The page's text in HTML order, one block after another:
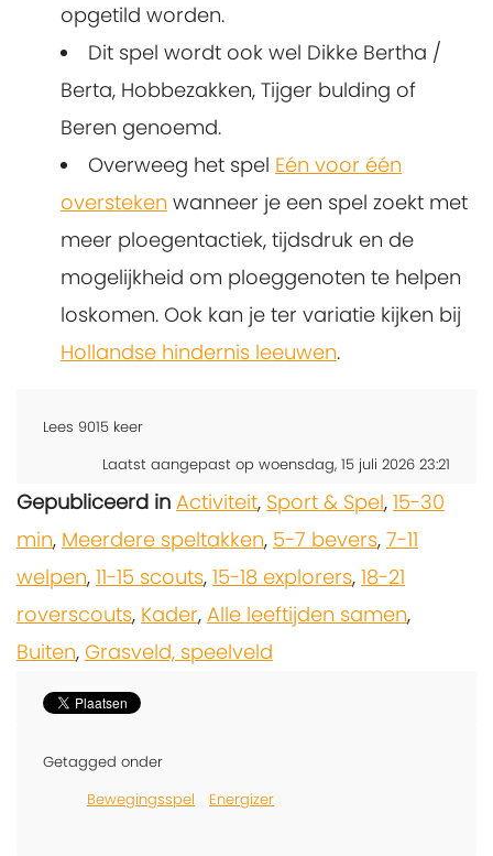
opgetild worden.
Dit spel wordt ook wel Dikke Bertha /
Berta, Hobbezakken, Tijger bulding of
Beren genoemd.
Overweeg het spel Eén voor één
oversteken wanneer je een spel zoekt met
meer ploegentactiek, tijdsdruk en de
mogelijkheid om ploeggenoten te helpen
loskomen. Ook kan je ter variatie kijken bij
Hollandse hindernis leeuwen.
Lees 9015 keer
Laatst aangepast op woensdag, 15 juli 2026 23:21
Gepubliceerd in Activiteit, Sport & Spel, 15-30
min, Meerdere speltakken, 5-7 bevers, 7-11
welpen, 11-15 scouts, 15-18 explorers, 18-21
roverscouts, Kader, Alle leeftijden samen,
Buiten, Grasveld, speelveld
Getagged onder
Bewegingsspel
Energizer